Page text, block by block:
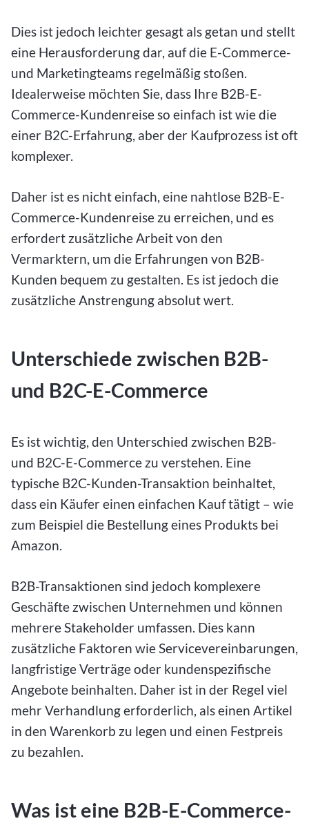
Dies ist jedoch leichter gesagt als getan und stellt
eine Herausforderung dar, auf die E-Commerce-
und Marketingteams regelmäßig stoßen.
Idealerweise möchten Sie, dass Ihre B2B-E-
Commerce-Kundenreise so einfach ist wie die
einer B2C-Erfahrung, aber der Kaufprozess ist oft
komplexer.
Daher ist es nicht einfach, eine nahtlose B2B-E-
Commerce-Kundenreise zu erreichen, und es
erfordert zusätzliche Arbeit von den
Vermarktern, um die Erfahrungen von B2B-
Kunden bequem zu gestalten. Es ist jedoch die
zusätzliche Anstrengung absolut wert.
Unterschiede zwischen B2B-
und B2C-E-Commerce
Es ist wichtig, den Unterschied zwischen B2B-
und B2C-E-Commerce zu verstehen. Eine
typische B2C-Kunden-Transaktion beinhaltet,
dass ein Käufer einen einfachen Kauf tätigt – wie
zum Beispiel die Bestellung eines Produkts bei
Amazon.
B2B-Transaktionen sind jedoch komplexere
Geschäfte zwischen Unternehmen und können
mehrere Stakeholder umfassen. Dies kann
zusätzliche Faktoren wie Servicevereinbarungen,
langfristige Verträge oder kundenspezifische
Angebote beinhalten. Daher ist in der Regel viel
mehr Verhandlung erforderlich, als einen Artikel
in den Warenkorb zu legen und einen Festpreis
zu bezahlen.
Was ist eine B2B-E-Commerce-